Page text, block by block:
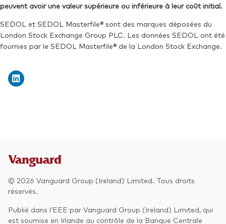
peuvent avoir une valeur supérieure ou inférieure à leur coût initial.
SEDOL et SEDOL Masterfile® sont des marques déposées du
London Stock Exchange Group PLC. Les données SEDOL ont été
fournies par le SEDOL Masterfile® de la London Stock Exchange.
© 2026 Vanguard Group (Ireland) Limited. Tous droits
réservés.
Publié dans l’EEE par Vanguard Group (Ireland) Limited, qui
est soumise en Irlande au contrôle de la Banque Centrale